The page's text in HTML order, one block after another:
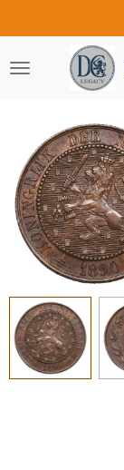
direct
naar